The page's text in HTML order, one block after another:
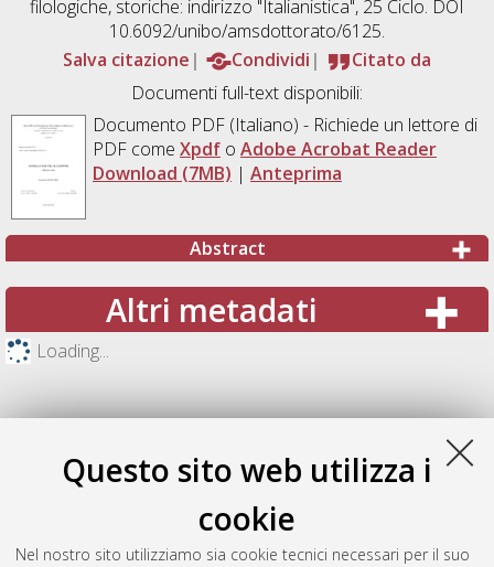
Questo sito web utilizza i
cookie
Nel nostro sito utilizziamo sia cookie tecnici necessari per il suo
filologiche, storiche: indirizzo "Italianistica", 25 Ciclo. DOI
10.6092/unibo/amsdottorato/6125.
Salva citazione
Condividi
Citato da
Documenti full-text disponibili:
Documento PDF(Italiano) - Richiede un lettore di
PDF come Xpdfo Adobe Acrobat Reader
Download (7MB) | Anteprima
Abstract
Altri metadati
Loading...